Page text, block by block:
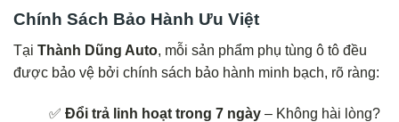
Chính Sách Bảo Hành Ưu Việt
Tại Thành Dũng Auto, mỗi sản phẩm phụ tùng ô tô đều
được bảo vệ bởi chính sách bảo hành minh bạch, rõ ràng:
✅ Đổi trả linh hoạt trong 7 ngày – Không hài lòng?